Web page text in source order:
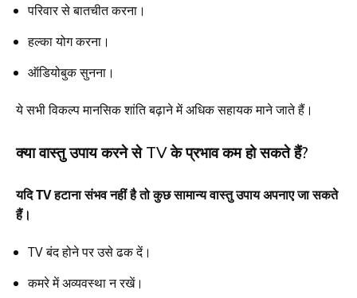
परिवार से बातचीत करना।
हल्का योग करना।
ऑडियोबुक सुनना।
ये सभी विकल्प मानसिक शांति बढ़ाने में अधिक सहायक माने जाते हैं।
क्या वास्तु उपाय करने से TV के प्रभाव कम हो सकते हैं?
यदि TV हटाना संभव नहीं है तो कुछ सामान्य वास्तु उपाय अपनाए जा सकते
हैं।
TV बंद होने पर उसे ढक दें।
कमरे में अव्यवस्था न रखें।